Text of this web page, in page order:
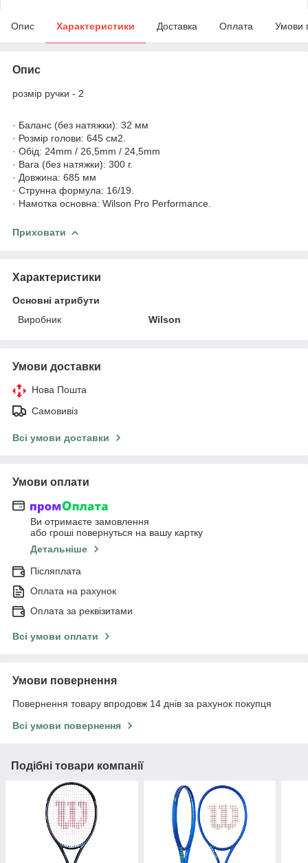
Опис Характеристики Доставка Оплата Умови
Опис
розмір ручки - 2
· Баланс (без натяжки): 32 мм
· Розмір голови: 645 см2.
· Обід: 24mm / 26,5mm / 24,5mm
· Вага (без натяжки): 300 г.
· Довжина: 685 мм
· Струнна формула: 16/19.
· Намотка основна: Wilson Pro Performance.
Приховати
Характеристики
Основні атрибути
Виробник
Wilson
Умови доставки
Нова Пошта
Самовивіз
Всі умови доставки
Умови оплати
Ви отримаєте замовлення
або гроші повернуться на вашу картку
Детальніше
Післяплата
Оплата на рахунок
Оплата за реквізитами
Всі умови оплати
Умови повернення
Повернення товару впродовж 14 днів за рахунок покупця
Всі умови повернення
Подібні товари компанії